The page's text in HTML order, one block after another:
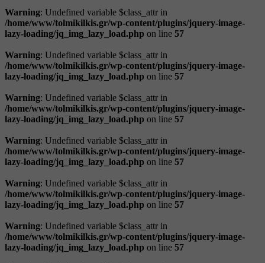
Warning: Undefined variable $class_attr in
/home/www/tolmikilkis.gr/wp-content/plugins/jquery-image-
lazy-loading/jq_img_lazy_load.php on line 57
Warning: Undefined variable $class_attr in
/home/www/tolmikilkis.gr/wp-content/plugins/jquery-image-
lazy-loading/jq_img_lazy_load.php on line 57
Warning: Undefined variable $class_attr in
/home/www/tolmikilkis.gr/wp-content/plugins/jquery-image-
lazy-loading/jq_img_lazy_load.php on line 57
Warning: Undefined variable $class_attr in
/home/www/tolmikilkis.gr/wp-content/plugins/jquery-image-
lazy-loading/jq_img_lazy_load.php on line 57
Warning: Undefined variable $class_attr in
/home/www/tolmikilkis.gr/wp-content/plugins/jquery-image-
lazy-loading/jq_img_lazy_load.php on line 57
Warning: Undefined variable $class_attr in
/home/www/tolmikilkis.gr/wp-content/plugins/jquery-image-
lazy-loading/jq_img_lazy_load.php on line 57